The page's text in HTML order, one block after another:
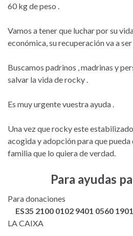
60 kg de peso .
Vamos a tener que luchar por su
económica, su recuperación va a
Buscamos padrinos , madrinas y
salvar la vida de rocky .
Es muy urgente vuestra ayuda .
Una vez que rocky este
acogida y adopción para que
familia que lo quiera de verdad.
Para ayudas
Para donaciones
ES35 2100 0102 9401 0560 1901
LA CAIXA